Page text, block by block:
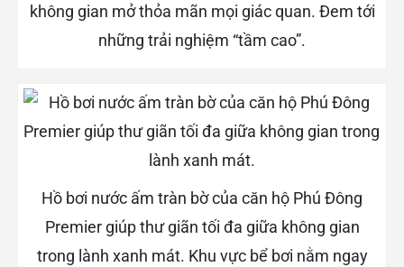
không gian mở thỏa mãn mọi giác quan. Đem tới
những trải nghiệm “tầm cao”.
Hồ bơi nước ấm tràn bờ của căn hộ Phú Đông
Premier giúp thư giãn tối đa giữa không gian
trong lành xanh mát. Khu vực bể bơi nằm ngay